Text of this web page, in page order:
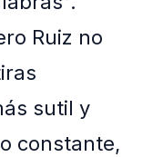
Ruiz no
sutil y
constante,